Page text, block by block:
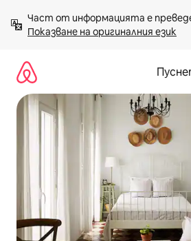
към
съдържанието
Показване на оригиналния език